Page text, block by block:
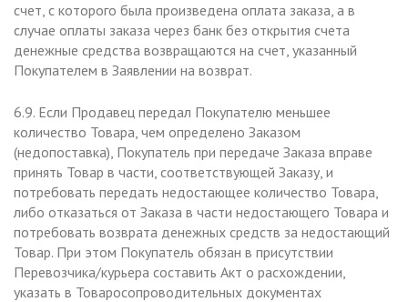
счет, с которого была произведена оплата заказа, а в
случае оплаты заказа через банк без открытия счета
денежные средства возвращаются на счет, указанный
Покупателем в Заявлении на возврат.
6.9. Если Продавец передал Покупателю меньшее
количество Товара, чем определено Заказом
(недопоставка), Покупатель при передаче Заказа вправе
принять Товар в части, соответствующей Заказу, и
потребовать передать недостающее количество Товара,
либо отказаться от Заказа в части недостающего Товара и
потребовать возврата денежных средств за недостающий
Товар. При этом Покупатель обязан в присутствии
Перевозчика/курьера составить Акт о расхождении,
указать в Товаросопроводительных документах